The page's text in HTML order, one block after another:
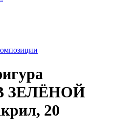
ЗЕЛЁНОЙ
20